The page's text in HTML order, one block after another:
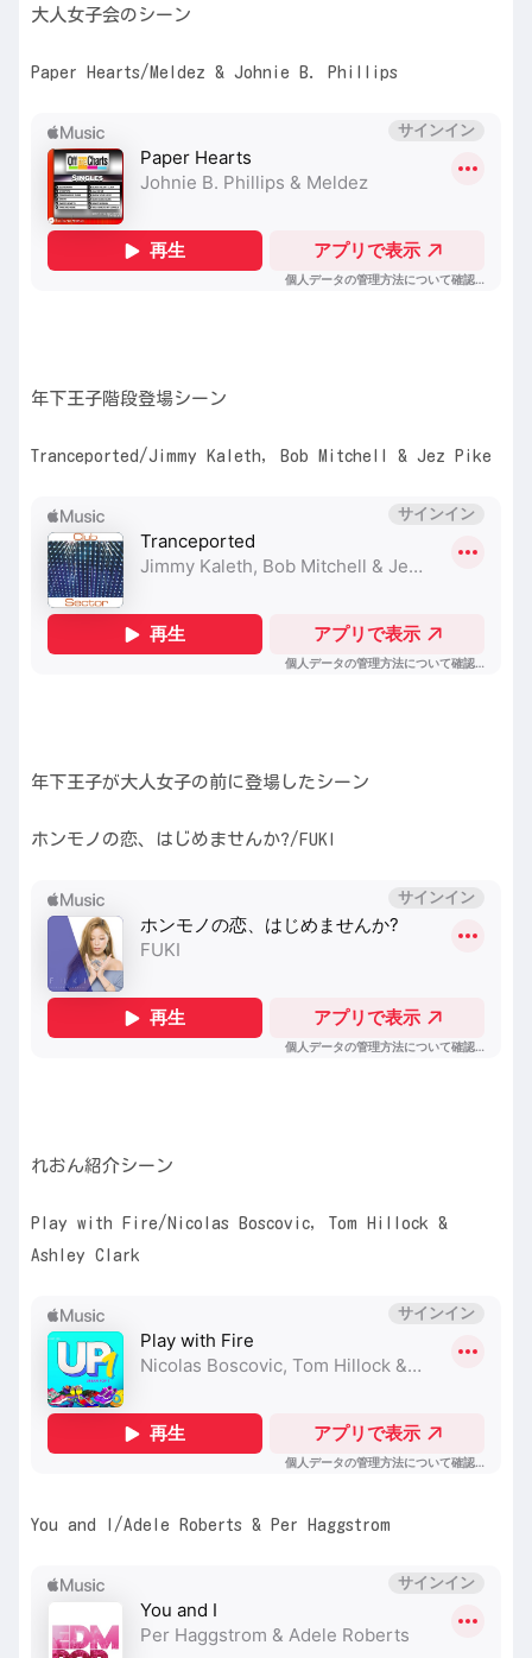
大人女子会のシーン
Paper Hearts/Meldez & Johnie B. Phillips
年下王子階段登場シーン
Tranceported/Jimmy Kaleth, Bob Mitchell & Jez Pike
年下王子が大人女子の前に登場したシーン
ホンモノの恋、はじめませんか?/FUKI
れおん紹介シーン
Play with Fire/Nicolas Boscovic, Tom Hillock &
Ashley Clark
You and I/Adele Roberts & Per Haggstrom